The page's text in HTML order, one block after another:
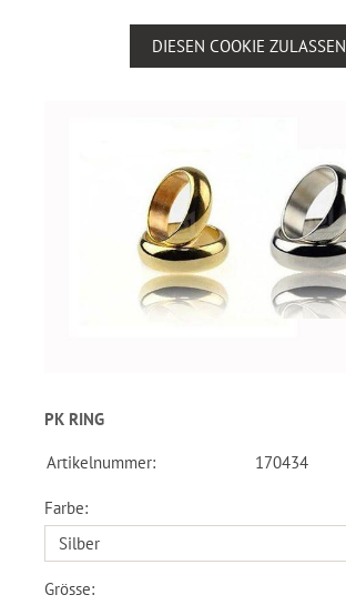
DIESEN COOKIE ZULASSEN
PK RING
Artikelnummer: 170434
Farbe:
Grösse: